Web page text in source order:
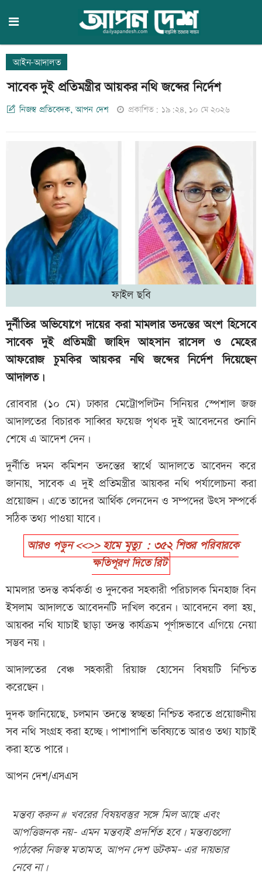
আইন-আদালত
সাবেক দুই প্রতিমন্ত্রীর আয়কর নথি জব্দের নির্দেশ
নিজস্ব প্রতিবেদক, আপন দেশ প্রকাশিত: ১৯:২৪, ১০ মে ২০২৬
ফাইল ছবি
দুর্নীতির অভিযোগে দায়ের করা মামলার তদন্তের অংশ হিসেবে
সাবেক দুই প্রতিমন্ত্রী জাহিদ আহসান রাসেল ও মেহের
আফরোজ চুমকির আয়কর নথি জব্দের নির্দেশ দিয়েছেন
আদালত।
রোববার (১০ মে) ঢাকার মেট্রোপলিটন সিনিয়র স্পেশাল জজ
আদালতের বিচারক সাব্বির ফয়েজ পৃথক দুই আবেদনের শুনানি
শেষে এ আদেশ দেন।
দুর্নীতি দমন কমিশন তদন্তের স্বার্থে আদালতে আবেদন করে
জানায়, সাবেক এ দুই প্রতিমন্ত্রীর আয়কর নথি পর্যালোচনা করা
প্রয়োজন। এতে তাদের আর্থিক লেনদেন ও সম্পদের উৎস সম্পর্কে
সঠিক তথ্য পাওয়া যাবে।
আরও পড়ুন <<>> হামে মৃত্যু : ৩৫২ শিশুর পরিবারকে
ক্ষতিপূরণ দিতে রিট
মামলার তদন্ত কর্মকর্তা ও দুদকের সহকারী পরিচালক মিনহাজ বিন
ইসলাম আদালতে আবেদনটি দাখিল করেন। আবেদনে বলা হয়,
আয়কর নথি যাচাই ছাড়া তদন্ত কার্যক্রম পূর্ণাঙ্গভাবে এগিয়ে নেয়া
সম্ভব নয়।
আদালতের বেঞ্চ সহকারী রিয়াজ হোসেন বিষয়টি নিশ্চিত
করেছেন।
দুদক জানিয়েছে, চলমান তদন্তে স্বচ্ছতা নিশ্চিত করতে প্রয়োজনীয়
সব নথি সংগ্রহ করা হচ্ছে। পাশাপাশি ভবিষ্যতে আরও তথ্য যাচাই
করা হতে পারে।
আপন দেশ/এসএস
মন্তব্য করুন # খবরের বিষয়বস্তুর সঙ্গে মিল আছে এবং
আপত্তিজনক নয়- এমন মন্তব্যই প্রদর্শিত হবে। মন্তব্যগুলো
পাঠকের নিজস্ব মতামত, আপন দেশ ডটকম- এর দায়ভার
নেবে না।